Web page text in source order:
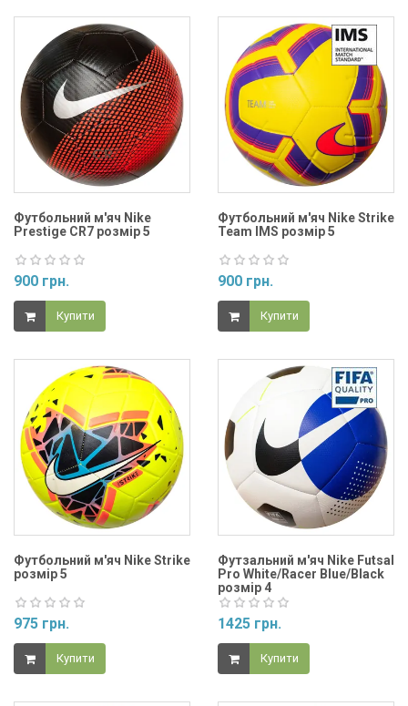
Футбольний м'яч Nike
Prestige CR7 розмір 5
900 грн.
Купити
Футбольний м'яч Nike Strike
Team IMS розмір 5
900 грн.
Купити
Футбольний м'яч Nike Strike
розмір 5
975 грн.
Купити
Футзальний м'яч Nike Futsal
Pro White/Racer Blue/Black
розмір 4
1425 грн.
Купити